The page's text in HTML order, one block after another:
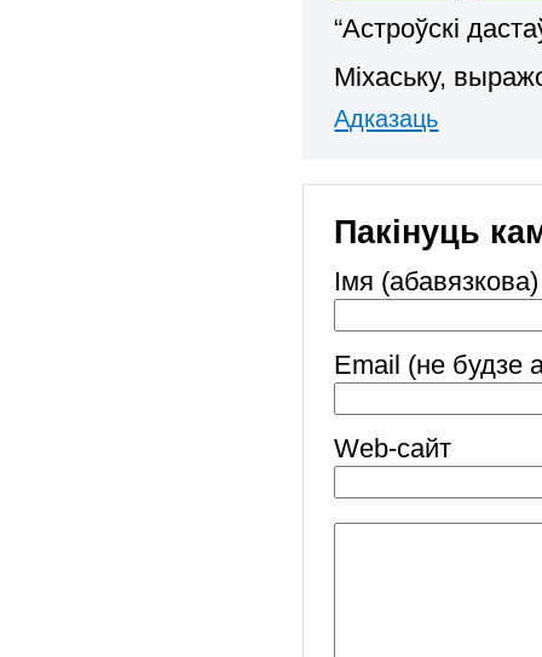
“Астроўскі
Міхаську,
Адказаць
Пакінуць
Імя (абавязкова)
Email (не будзе
Web-cайт